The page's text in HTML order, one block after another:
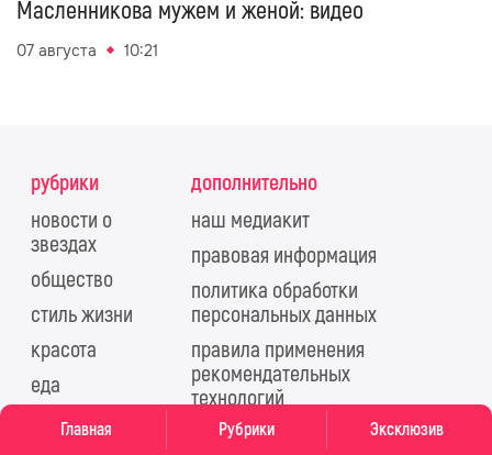
Главная Рубрики Эксклюзив
Масленникова мужем и женой: видео
07 августа 10:21
рубрики
новости о
звездах
общество
стиль жизни
красота
еда
тесты
дополнительно
наш медиакит
правовая информация
политика обработки
персональных данных
правила применения
рекомендательных
технологий
авторы